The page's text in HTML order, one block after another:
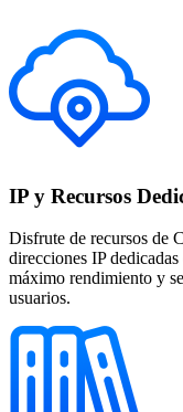
IP y Recursos
Disfrute de recursos de
direcciones IP
máximo rendimiento y
usuarios.